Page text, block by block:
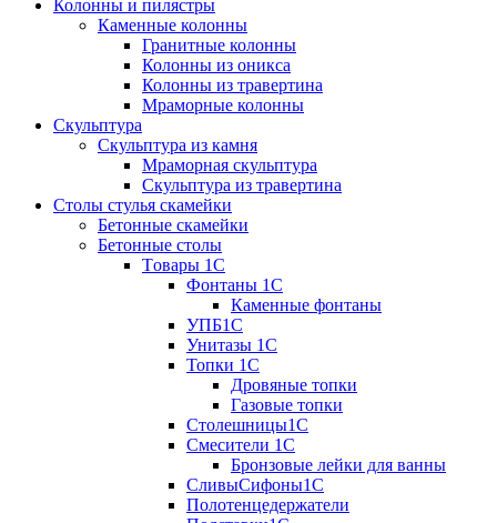
Колонны и пилястры
Каменные колонны
Гранитные колонны
Колонны из оникса
Колонны из травертина
Мраморные колонны
Скульптура
Скульптура из камня
Мраморная скульптура
Скульптура из травертина
Столы стулья скамейки
Бетонные скамейки
Бетонные столы
Tовары 1C
Фонтаны 1C
Каменные фонтаны
УПБ1С
Унитазы 1С
Топки 1С
Дровяные топки
Газовые топки
Столешницы1С
Смесители 1С
Бронзовые лейки для ванны
СливыСифоны1С
Полотенцедержатели